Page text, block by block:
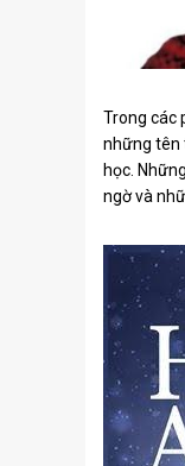
Trong các
những tên
học.
ngờ và